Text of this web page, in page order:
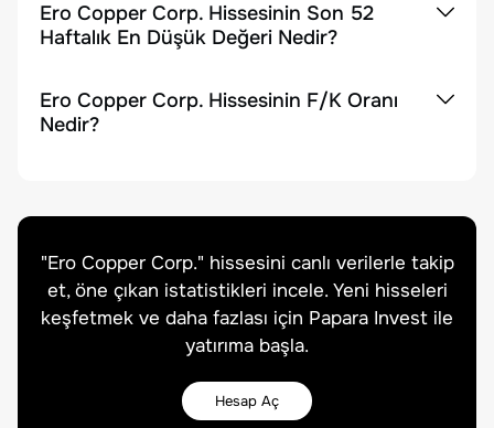
Ero Copper Corp. Hissesinin Son 52
Haftalık En Düşük Değeri Nedir?
Ero Copper Corp. Hissesinin F/K Oranı
Nedir?
"Ero Copper Corp." hissesini canlı verilerle takip
et, öne çıkan istatistikleri incele. Yeni hisseleri
keşfetmek ve daha fazlası için Papara Invest ile
yatırıma başla.
Hesap Aç